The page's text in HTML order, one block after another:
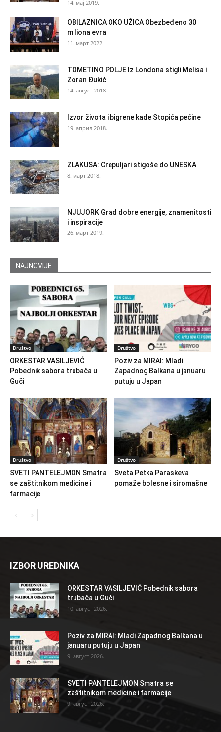
14. мај 2019.
OBILAZNICA OKO UŽICA Obezbeđeno 30
miliona evra
11. март 2022.
TOMETINO POLJE Iz Londona stigli Melisa i
Zoran Đukić
14. август 2018.
Izvor života i bigrene kade Stopića pećine
19. април 2018.
ZLAKUSA: Crepuljari stigoše do UNESKA
8. март 2018.
NJUJORK Grad dobre energije, znamenitosti
i inspiracije
26. март 2019.
NAJNOVIJE
Društvo
ORKESTAR VASILJEVIĆ
Pobednik sabora trubača u
Guči
Društvo
Poziv za MIRAI: Mladi
Zapadnog Balkana u januaru
putuju u Japan
Društvo
SVETI PANTELEJMON Smatra
se zaštitnikom medicine i
farmacije
Društvo
Sveta Petka Paraskeva
pomaže bolesne i siromašne
IZBOR UREDNIKA
ORKESTAR VASILJEVIĆ Pobednik sabora
trubača u Guči
10. август 2026.
Poziv za MIRAI: Mladi Zapadnog Balkana u
januaru putuju u Japan
9. август 2026.
SVETI PANTELEJMON Smatra se
zaštitnikom medicine i farmacije
9. август 2026.